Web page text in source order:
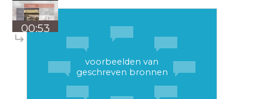
00:53
voorbeelden van
geschreven bronnen